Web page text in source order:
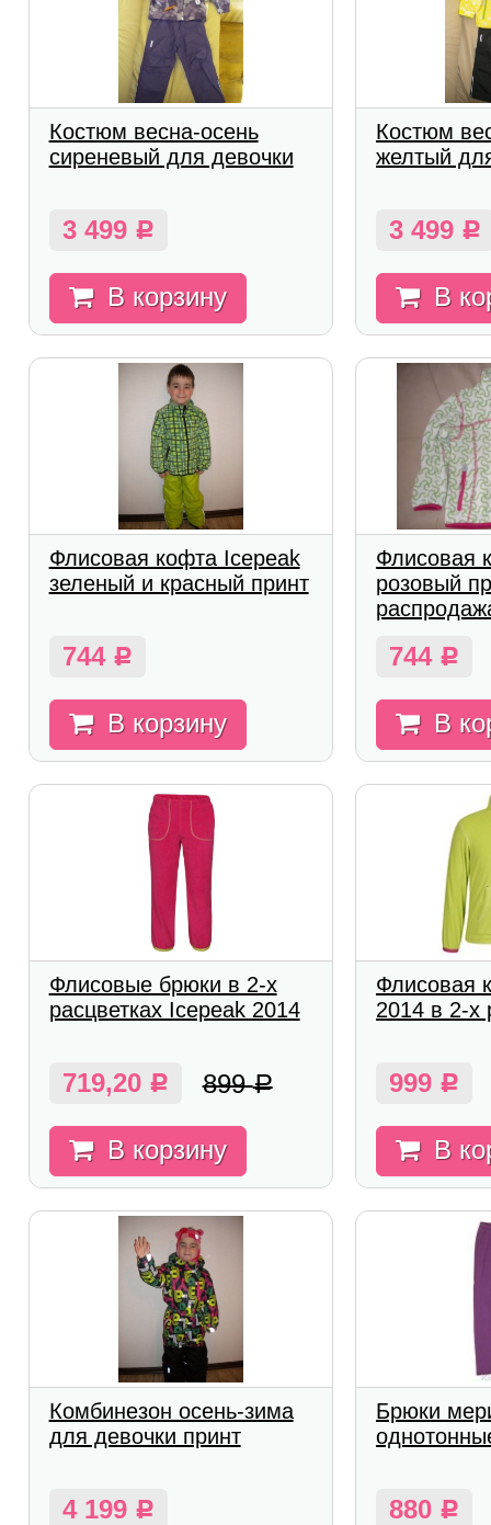
Костюм весна-осень
сиреневый для девочки
3 499 Р
В корзину
Костюм
желтый
3 499 Р
В
Флисовая кофта Icepeak
зеленый и красный принт
744 Р
В корзину
Флисовая
розовый
744 Р
В
Флисовые брюки в 2-х
расцветках Icepeak 2014
719,20 Р 899Р
В корзину
Флисовая
2014 в 2-х
999 Р
В
Комбинезон осень-зима
для девочки принт
4 199 Р
Брюки
880 Р